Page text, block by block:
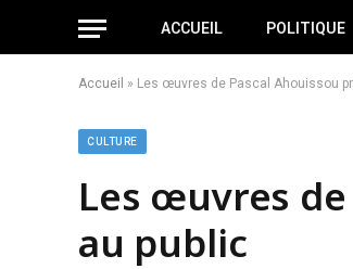
ACCUEIL POLITIQUE
Accueil » Les œuvres de Pascal Ahouissou
CULTURE
Les œuvres
au public